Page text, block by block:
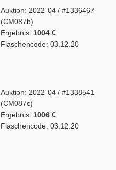
Auktion: 2022-04 / #1336467
(CM087b)
Ergebnis: 1004 €
Flaschencode: 03.12.20
Auktion: 2022-04 / #1338541
(CM087c)
Ergebnis: 1006 €
Flaschencode: 03.12.20